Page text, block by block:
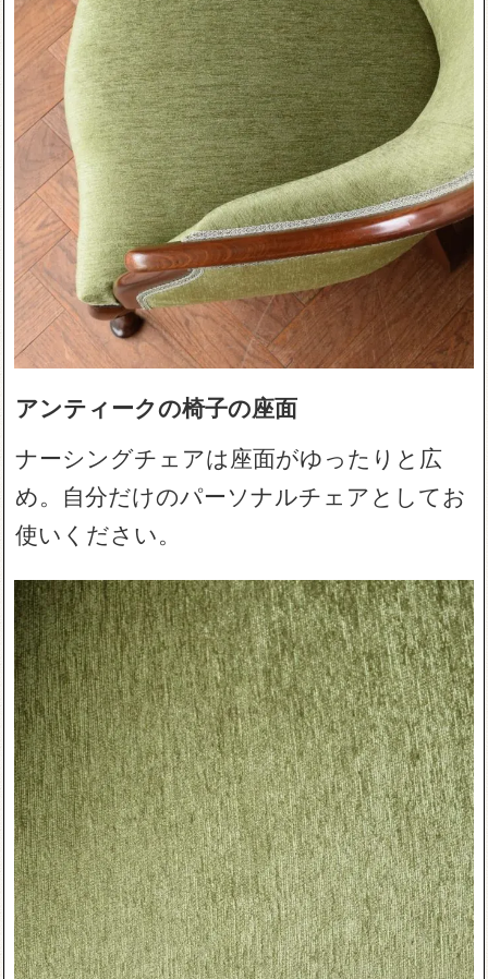
アンティークの椅子の座面
ナーシングチェアは座面がゆったりと広
め。自分だけのパーソナルチェアとしてお
使いください。